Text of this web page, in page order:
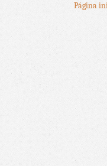
Página